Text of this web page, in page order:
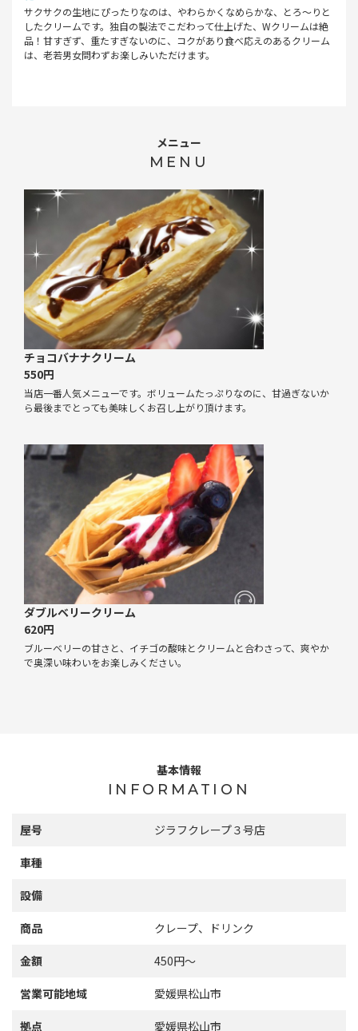
サクサクの生地にぴったりなのは、やわらかくなめらかな、とろ～りと
したクリームです。独自の製法でこだわって仕上げた、Wクリームは絶
品！甘すぎず、重たすぎないのに、コクがあり食べ応えのあるクリーム
は、老若男女問わずお楽しみいただけます。
メニュー
MENU
チョコバナナクリーム
550円
当店一番人気メニューです。ボリュームたっぷりなのに、甘過ぎないか
ら最後までとっても美味しくお召し上がり頂けます。
ダブルベリークリーム
620円
ブルーベリーの甘さと、イチゴの酸味とクリームと合わさって、爽やか
で奥深い味わいをお楽しみください。
基本情報
INFORMATION
屋号 ジラフクレープ３号店
車種
設備
商品 クレープ、ドリンク
金額 450円～
営業可能地域 愛媛県松山市
拠点 愛媛県松山市